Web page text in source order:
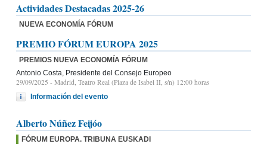
Actividades Destacadas 2025-26
NUEVA ECONOMÍA FÓRUM
PREMIO FÓRUM EUROPA 2025
PREMIOS NUEVA ECONOMÍA FÓRUM
Antonio Costa, Presidente del Consejo Europeo
29/09/2025 - Madrid, Teatro Real (Plaza de Isabel II, s/n) 12:00 horas
Información del evento
Alberto Núñez Feijóo
FÓRUM EUROPA. TRIBUNA EUSKADI